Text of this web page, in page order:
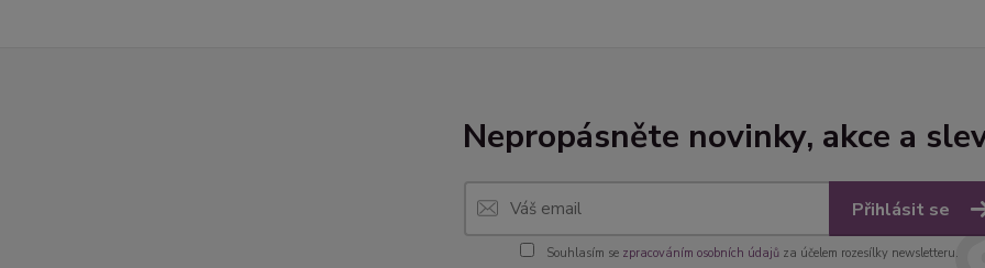
Nepropásněte novinky, akce a
Přihlásit se
Souhlasím se zpracováním osobních údajůza účelem rozesílky newsletteru.